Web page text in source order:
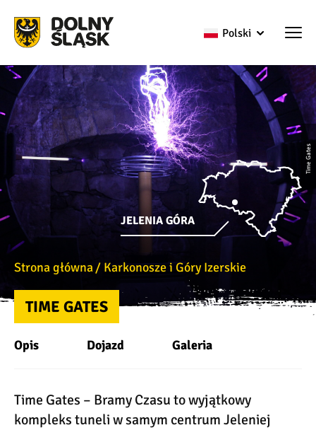
Polski
Time Gates
Strona główna Karkonosze i Góry Izerskie
TIME GATES
JELENIA GÓRA
Opis Dojazd Galeria
Time Gates – Bramy Czasu to wyjątkowy
kompleks tuneli w samym centrum Jeleniej